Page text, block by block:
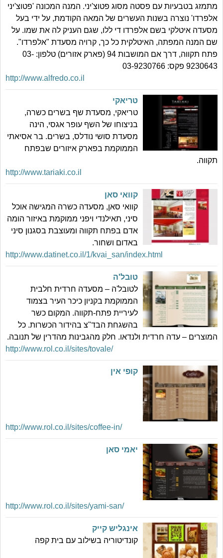
מתמזג בטבעיות עם פסטה מסוג פטוצ'יני. המנה המכונה 'פטוצ'יני
אלפרדו' נוצרה בשנות העשרים של המאה הקודמת, על ידי בעל
מסעדה איטלקי בשם אלפרדו די ללו, שגם העניק לה את שמו. על
שם המנה המפתה, האיטלקית כל כך, קרויה מסעדת "אלפרדו".
פתח תקווה, דרך אם המושבות 94 (פארק אזורים) טלפון: 03-
9230643 פקס: 03-9230766
http://www.alfredo.co.il
טריאקי
טריאקי, מסעדת שף בשרים כשרה,
בניצוחו של השף עופר אגסי, הינה
מסעדת סושי נודלס, בשרים. בר אסיאתי
הממוקמת בפארק איזורים שבפתח
תקווה.
http://www.tariaki.co.il
קוואי סאן
קוואי סאן, מסעדה כשרה המגישה אוכל
סיני, תאילנדי ויפני ממוקמת באיזור הומה
אדם בפתח תקווה ומעוצבת בסגנון סיני
באדום ושחור.
http://www.datinet.co.il/1/kvai_san/index.html
טובל'ה
לטובל'ה – מסעדה חרדית חלבית
הממוקמת בקניון כיכר העיר בצמוד
לעיריית פתח-תקווה. המקום כשר
בהשגחת הבד"צ בהידור הכשרות. כל
המוצרים – עדה חרדית ולנדאו. חלק מהגבינות מהדרין של תנובה.
http://www.rol.co.il/sites/tovale/
קופי אין
http://www.rol.co.il/sites/coffee-in/
יאמי סאן
http://www.rol.co.il/sites/yami-san/
אינגליש קייק
קונדיטוריה בשילוב עם בית קפה